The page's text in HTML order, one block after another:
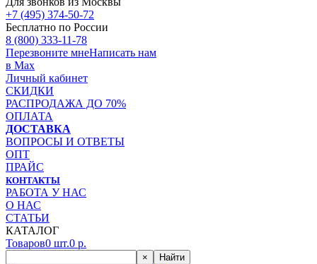
+7 (495) 374-50-72
Бесплатно по России
8 (800) 333-11-78
Перезвоните мнеНаписать нам
в Max
Личный кабинет
СКИДКИ
РАСПРОДАЖА ДО 70%
ОПЛАТА
ДОСТАВКА
ВОПРОСЫ И ОТВЕТЫ
ОПТ
ПРАЙС
КОНТАКТЫ
РАБОТА У НАС
О НАС
СТАТЬИ
КАТАЛОГ
Товаров0 шт.0 р.
× Найти